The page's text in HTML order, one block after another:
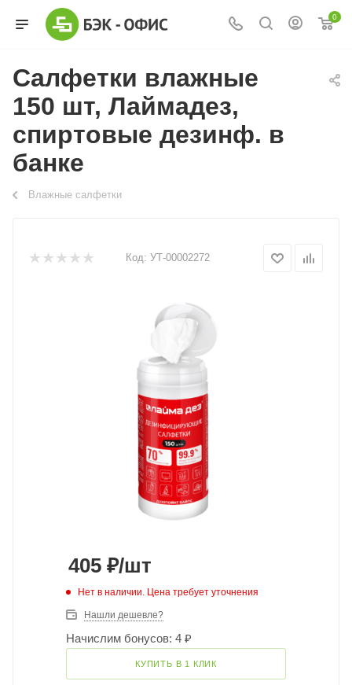
0
Салфетки влажные
150 шт, Лаймадез,
спиртовые дезинф. в
банке
Влажные салфетки
Код: УТ-00002272
405 ₽/шт
Нет в наличии. Цена требует уточнения
Нашли дешевле?
Начислим бонусов: 4 ₽
КУПИТЬ В 1 КЛИК